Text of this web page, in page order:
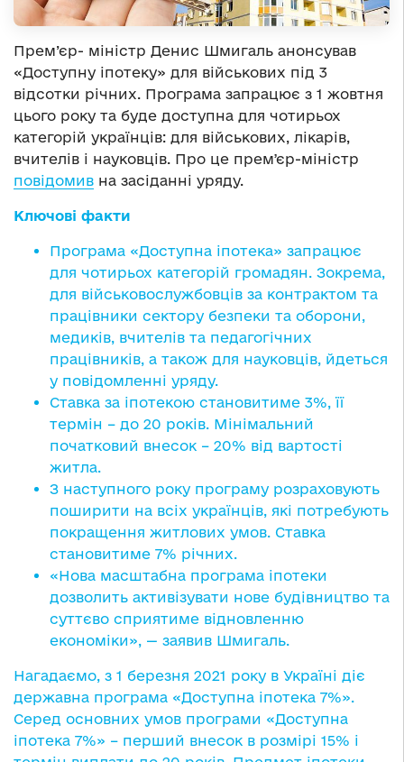
Прем’єр- міністр Денис Шмигаль анонсував
«Доступну іпотеку» для військових під 3
відсотки річних. Програма запрацює з 1 жовтня
цього року та буде доступна для чотирьох
категорій українців: для військових, лікарів,
вчителів і науковців. Про це премʼєр-міністр
повідомив на засіданні уряду.
Ключові факти
Програма «Доступна іпотека» запрацює
для чотирьох категорій громадян. Зокрема,
для військовослужбовців за контрактом та
працівники сектору безпеки та оборони,
медиків, вчителів та педагогічних
працівників, а також для науковців, йдеться
у повідомленні уряду.
Ставка за іпотекою становитиме 3%, її
термін – до 20 років. Мінімальний
початковий внесок – 20% від вартості
житла.
З наступного року програму розраховують
поширити на всіх українців, які потребують
покращення житлових умов. Ставка
становитиме 7% річних.
«Нова масштабна програма іпотеки
дозволить активізувати нове будівництво та
суттєво сприятиме відновленню
економіки», — заявив Шмигаль.
Нагадаємо, з 1 березня 2021 року в Україні діє
державна програма «Доступна іпотека 7%».
Серед основних умов програми «Доступна
іпотека 7%» – перший внесок в розмірі 15% і